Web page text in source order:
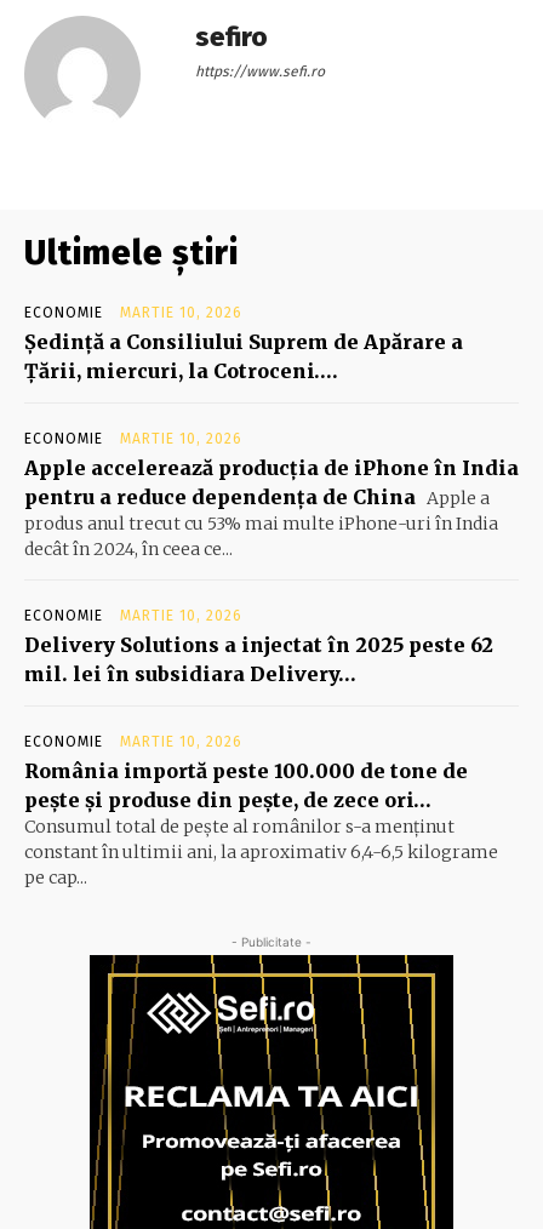
sefiro
https://www.sefi.ro
Ultimele știri
ECONOMIE MARTIE 10, 2026
Şedinţă a Consiliului Suprem de Apărare a
Ţării, miercuri, la Cotroceni….
ECONOMIE MARTIE 10, 2026
Apple accelerează producția de iPhone în India
pentru a reduce dependența de China Apple a
produs anul trecut cu 53% mai multe iPhone-uri în India
decât în 2024, în ceea ce...
ECONOMIE MARTIE 10, 2026
Delivery Solutions a injectat în 2025 peste 62
mil. lei în subsidiara Delivery…
ECONOMIE MARTIE 10, 2026
România importă peste 100.000 de tone de
peşte şi produse din peşte, de zece ori…
Consumul total de peşte al ro­mâ­nilor s-a menţinut
constant în ul­timii ani, la aproximativ 6,4-6,5 ki­lograme
pe cap...
- Publicitate -